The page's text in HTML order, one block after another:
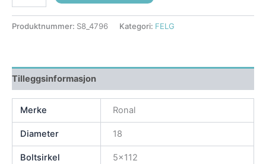
Produktnummer: S8_4796 Kategori: FELG
Tilleggsinformasjon
Merke Ronal
Diameter 18
Boltsirkel 5×112